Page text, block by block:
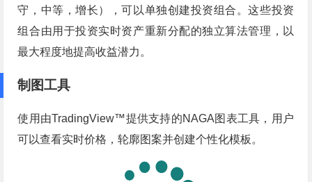
守，中等，增长），可以单独创建投资组合。这些投资
组合由用于投资实时资产重新分配的独立算法管理，以
最大程度地提高收益潜力。
制图工具
使用由TradingView™提供支持的NAGA图表工具，用户
可以查看实时价格，轮廓图案并创建个性化模板。